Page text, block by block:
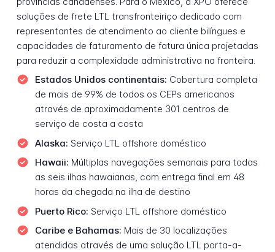
soluções de frete LTL transfronteiriço dedicado com
representantes de atendimento ao cliente bilíngues e
capacidades de faturamento de fatura única projetadas
para reduzir a complexidade administrativa na fronteira.
Estados Unidos continentais: Cobertura completa
de mais de 99% de todos os CEPs americanos
através de aproximadamente 301 centros de
serviço de costa a costa
Alaska: Serviço LTL offshore doméstico
Hawaii: Múltiplas navegações semanais para todas
as seis ilhas hawaianas, com entrega final em 48
horas da chegada na ilha de destino
Puerto Rico: Serviço LTL offshore doméstico
Caribe e Bahamas: Mais de 30 localizações
atendidas através de uma solução LTL porta-a-